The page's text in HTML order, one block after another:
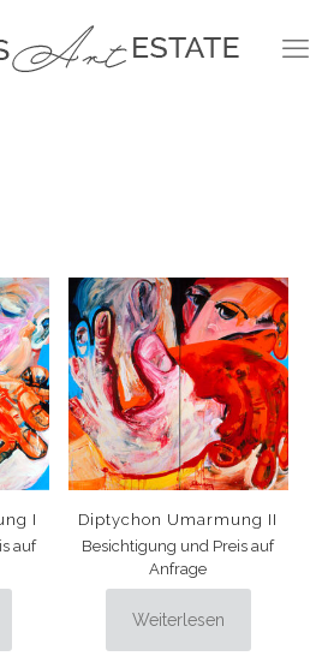
I
auf
Diptychon Umarmung II
Besichtigung und Preis auf
Anfrage
Weiterlesen